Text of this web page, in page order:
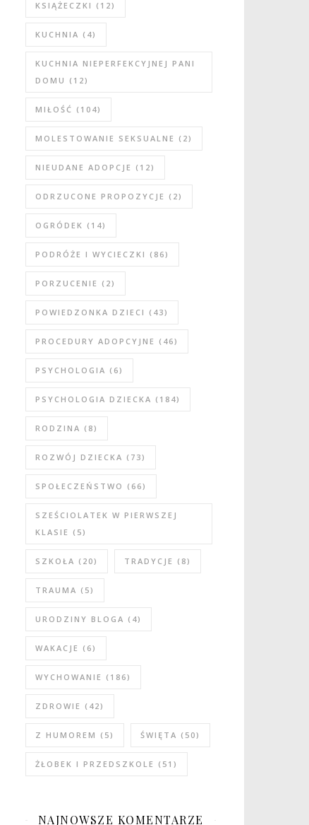
KSIĄŻECZKI (12)
KUCHNIA (4)
KUCHNIA NIEPERFEKCYJNEJ PANI
DOMU (12)
MIŁOŚĆ (104)
MOLESTOWANIE SEKSUALNE (2)
NIEUDANE ADOPCJE (12)
ODRZUCONE PROPOZYCJE (2)
OGRÓDEK (14)
PODRÓŻE I WYCIECZKI (86)
PORZUCENIE (2)
POWIEDZONKA DZIECI (43)
PROCEDURY ADOPCYJNE (46)
PSYCHOLOGIA (6)
PSYCHOLOGIA DZIECKA (184)
RODZINA (8)
ROZWÓJ DZIECKA (73)
SPOŁECZEŃSTWO (66)
SZEŚCIOLATEK W PIERWSZEJ
KLASIE (5)
SZKOŁA (20) TRADYCJE (8)
TRAUMA (5)
URODZINY BLOGA (4)
WAKACJE (6)
WYCHOWANIE (186)
ZDROWIE (42)
Z HUMOREM (5) ŚWIĘTA (50)
ŻŁOBEK I PRZEDSZKOLE (51)
NAJNOWSZE KOMENTARZE